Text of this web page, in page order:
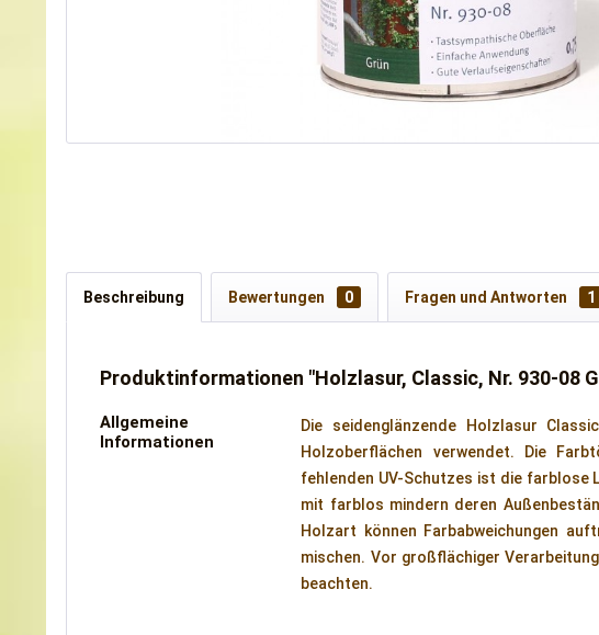
Beschreibung Bewertungen 0 Fragen und Antworten 1
Produktinformationen "Holzlasur, Classic, Nr. 930-08
Allgemeine
Informationen
Die seidenglänzende Holzlasur
Holzoberflächen verwendet. Die
fehlenden UV-Schutzes ist die farblose
mit farblos mindern deren
Holzart können Farbabweichungen
mischen. Vor großflächiger
beachten.